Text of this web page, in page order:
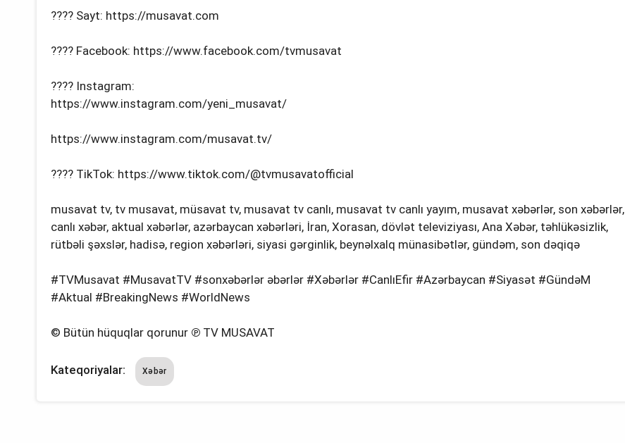
???? Sayt: https://musavat.com
???? Facebook: https://www.facebook.com/tvmusavat
???? Instagram:
https://www.instagram.com/yeni_musavat/
https://www.instagram.com/musavat.tv/
???? TikTok: https://www.tiktok.com/@tvmusavatofficial
musavat tv, tv musavat, müsavat tv, musavat tv canlı, musavat tv canlı yayım, musavat xəbərlər, son xəbərlər,
canlı xəbər, aktual xəbərlər, azərbaycan xəbərləri, İran, Xorasan, dövlət televiziyası, Ana Xəbər, təhlükəsizlik,
rütbəli şəxslər, hadisə, region xəbərləri, siyasi gərginlik, beynəlxalq münasibətlər, gündəm, son dəqiqə
#TVMusavat #MusavatTV #sonxəbərlər əbərlər #Xəbərlər #CanlıEfir #Azərbaycan #Siyasət #GündəM
#Aktual #BreakingNews #WorldNews
© Bütün hüquqlar qorunur ℗ TV MUSAVAT
Kateqoriyalar: Xəbər